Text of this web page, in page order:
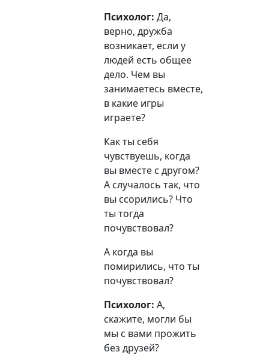
Психолог: Да,
верно, дружба
возникает, если у
людей есть общее
дело. Чем вы
занимаетесь вместе,
в какие игры
играете?
Как ты себя
чувствуешь, когда
вы вместе с другом?
А случалось так, что
вы ссорились? Что
ты тогда
почувствовал?
А когда вы
помирились, что ты
почувствовал?
Психолог: А,
скажите, могли бы
мы с вами прожить
без друзей?